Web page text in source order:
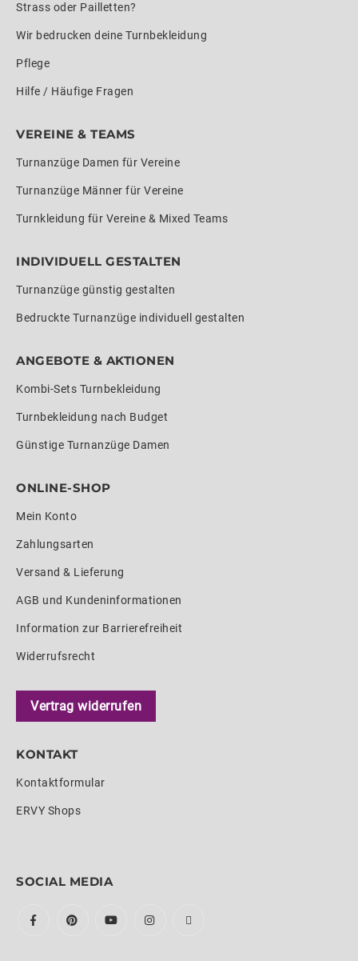
Strass oder Pailletten?
Wir bedrucken deine Turnbekleidung
Pflege
Hilfe / Häufige Fragen
VEREINE & TEAMS
Turnanzüge Damen für Vereine
Turnanzüge Männer für Vereine
Turnkleidung für Vereine & Mixed Teams
INDIVIDUELL GESTALTEN
Turnanzüge günstig gestalten
Bedruckte Turnanzüge individuell gestalten
ANGEBOTE & AKTIONEN
Kombi-Sets Turnbekleidung
Turnbekleidung nach Budget
Günstige Turnanzüge Damen
ONLINE-SHOP
Mein Konto
Zahlungsarten
Versand & Lieferung
AGB und Kundeninformationen
Information zur Barrierefreiheit
Widerrufsrecht
Vertrag widerrufen
KONTAKT
Kontaktformular
ERVY Shops
SOCIAL MEDIA